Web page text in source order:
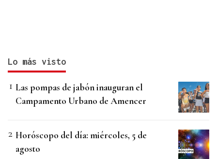
Lo más visto
Las pompas de jabón inauguran el
Campamento Urbano de Amencer
Horóscopo del día: miércoles, 5 de
agosto